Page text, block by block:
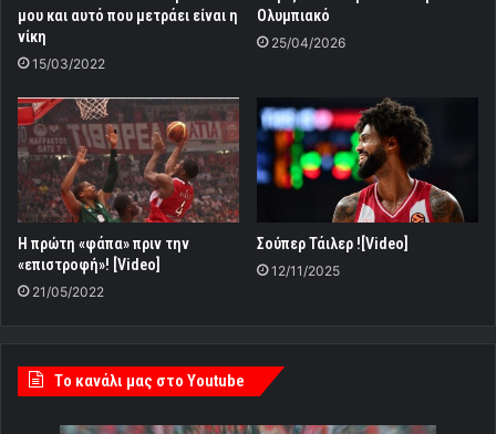
μου και αυτό που μετράει είναι η
νίκη
15/03/2022
Ολυμπιακό
25/04/2026
Η πρώτη «φάπα» πριν την
«επιστροφή»! [Video]
21/05/2022
Σούπερ Τάιλερ ![Video]
12/11/2025
Tο κανάλι μας στο Youtube